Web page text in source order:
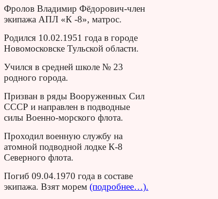
Фролов Владимир Фёдорович-член
экипажа АПЛ «К -8», матрос.
Родился 10.02.1951 года в городе
Новомосковске Тульской области.
Учился в средней школе № 23
родного города.
Призван в ряды Вооруженных Сил
СССР и направлен в подводные
силы Военно-морского флота.
Проходил военную службу на
атомной подводной лодке К-8
Северного флота.
Погиб 09.04.1970 года в составе
экипажа. Взят морем (подробнее…).